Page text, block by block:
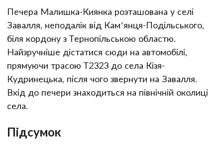
Печера Малишка-Киянка розташована у селі
Завалля, неподалік від Кам’янця-Подільського,
біля кордону з Тернопільською областю.
Найзручніше дістатися сюди на автомобілі,
прямуючи трасою Т2323 до села Кізя-
Кудринецька, після чого звернути на Завалля.
Вхід до печери знаходиться на північній околиці
села.
Підсумок